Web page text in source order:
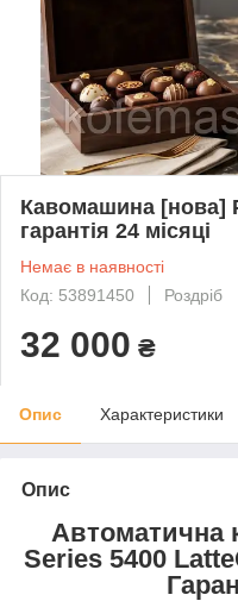
Кавомашина [нова]
гарантія 24 місяці
Немає в наявності
Код: 53891450
Роздріб
32 000 ₴
Опис Характеристики
Опис
Автоматична
Series 5400